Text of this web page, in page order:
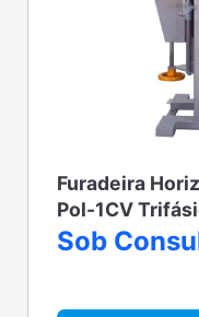
Furadeira
Pol-1CV
Sob